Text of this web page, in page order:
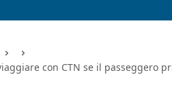
con CTN se il passeggero